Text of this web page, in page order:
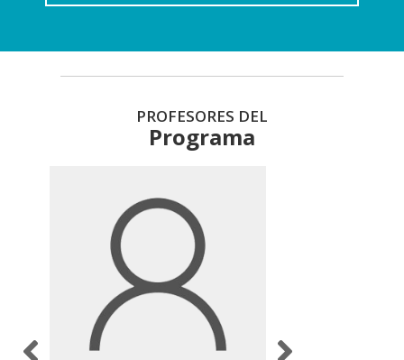
PROFESORES DEL
Programa